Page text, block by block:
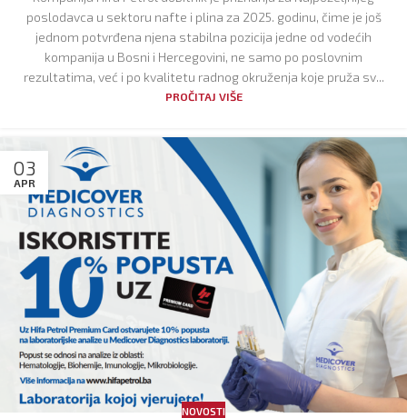
poslodavca u sektoru nafte i plina za 2025. godinu, čime je još
jednom potvrđena njena stabilna pozicija jedne od vodećih
kompanija u Bosni i Hercegovini, ne samo po poslovnim
rezultatima, već i po kvalitetu radnog okruženja koje pruža sv...
PROČITAJ VIŠE
03
APR
NOVOSTI